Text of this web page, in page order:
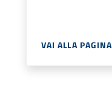
VAI ALLA PAGINA